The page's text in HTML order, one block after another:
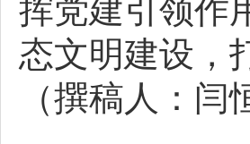
挥党建引领作
态文明建设，
（撰稿人：